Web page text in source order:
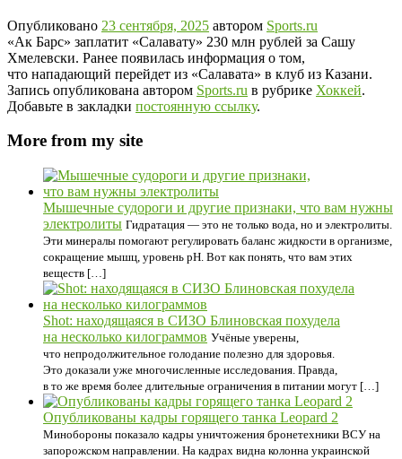
Опубликовано 23 сентября, 2025 автором Sports.ru
«Ак Барс» заплатит «Салавату» 230 млн рублей за Сашу
Хмелевски. Ранее появилась информация о том,
что нападающий перейдет из «Салавата» в клуб из Казани.
Запись опубликована автором Sports.ru в рубрике Хоккей.
Добавьте в закладки постоянную ссылку.
More from my site
Мышечные судороги и другие признаки, что вам нужны
электролиты Гидратация — это не только вода, но и электролиты.
Эти минералы помогают регулировать баланс жидкости в организме,
сокращение мышц, уровень pH. Вот как понять, что вам этих
веществ […]
Shot: находящаяся в СИЗО Блиновская похудела
на несколько килограммов Учёные уверены,
что непродолжительное голодание полезно для здоровья.
Это доказали уже многочисленные исследования. Правда,
в то же время более длительные ограничения в питании могут […]
Опубликованы кадры горящего танка Leopard 2
Минобороны показало кадры уничтожения бронетехники ВСУ на
запорожском направлении. На кадрах видна колонна украинской